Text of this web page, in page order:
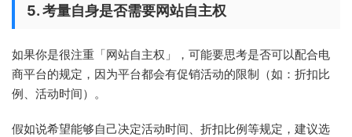
5. 考量自身是否需要网站自主权
如果你是很注重「网站自主权」，可能要思考是否可以配合电
商平台的规定，因为平台都会有促销活动的限制（如：折扣比
例、活动时间）。
假如说希望能够自己决定活动时间、折扣比例等规定，建议选